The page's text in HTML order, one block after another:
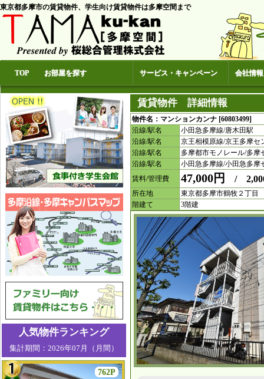
東京都多摩市の賃貸物件、学生向け賃貸物件は多摩空間まで
TOP お部屋を探す サービス・キャンペーン 会社情報
賃貸物件 詳細情報
物件名：マンションカンナ [60803499]
沿線/駅名
小田急多摩線/唐木田駅
沿線/駅名
京王相模原線/京王多摩セ
沿線/駅名
多摩都市モノレール/多摩
沿線/駅名
小田急多摩線/小田急多摩
賃料/管理費
47,000円 /
所在地
東京都多摩市鶴牧２丁目
階建て
3階建
人気物件ランキング
集計期間：2026年07月（月間）
762P